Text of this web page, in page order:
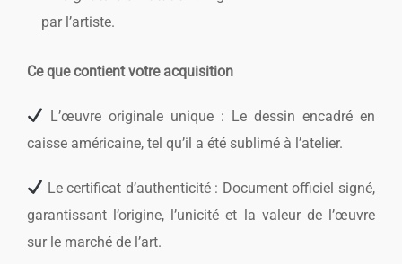
par l’artiste.
Ce que contient votre acquisition
L’œuvre originale unique : Le dessin encadré en
caisse américaine, tel qu’il a été sublimé à l’atelier.
Le certificat d’authenticité : Document officiel signé,
garantissant l’origine, l’unicité et la valeur de l’œuvre
sur le marché de l’art.